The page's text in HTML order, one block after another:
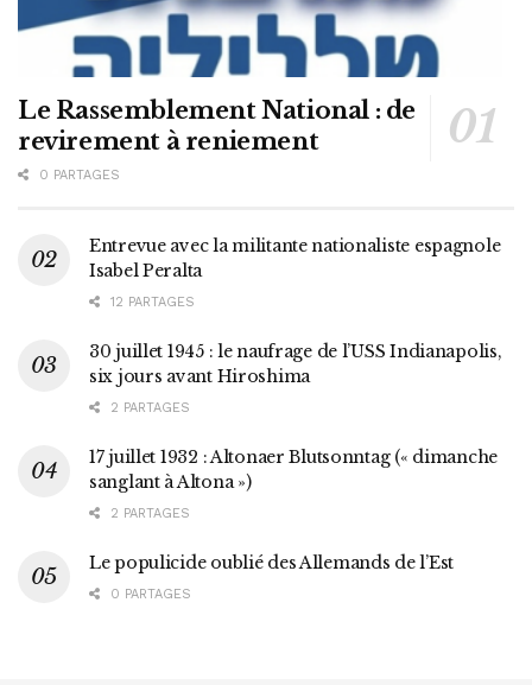
Le Rassemblement National : de
revirement à reniement
0 PARTAGES
Entrevue avec la militante nationaliste espagnole
Isabel Peralta
12 PARTAGES
30 juillet 1945 : le naufrage de l’USS Indianapolis,
six jours avant Hiroshima
2 PARTAGES
17 juillet 1932 : Altonaer Blutsonntag (« dimanche
sanglant à Altona »)
2 PARTAGES
Le populicide oublié des Allemands de l’Est
0 PARTAGES